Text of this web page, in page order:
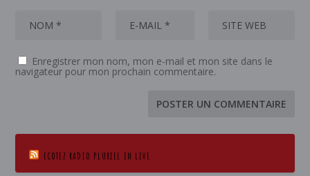
Enregistrer mon nom, mon e-mail et mon site dans le
navigateur pour mon prochain commentaire.
ECOTEZ RADIO PLURIEL EN LIVE